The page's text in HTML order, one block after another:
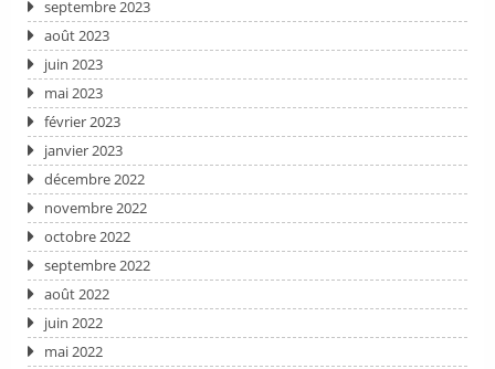
septembre 2023
août 2023
juin 2023
mai 2023
février 2023
janvier 2023
décembre 2022
novembre 2022
octobre 2022
septembre 2022
août 2022
juin 2022
mai 2022